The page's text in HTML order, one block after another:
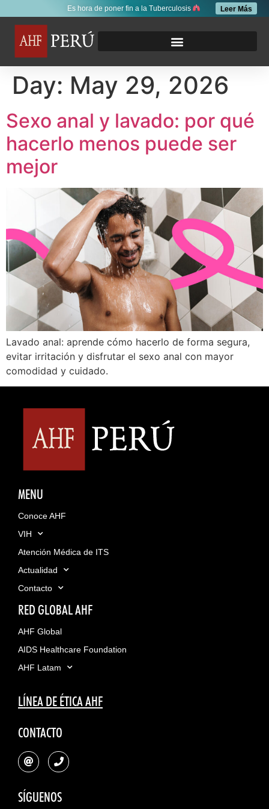
Es hora de poner fin a la Tuberculosis Leer Más
Day: May 29, 2026
Sexo anal y lavado: por qué
hacerlo menos puede ser
mejor
Lavado anal: aprende cómo hacerlo de forma segura,
evitar irritación y disfrutar el sexo anal con mayor
comodidad y cuidado.
MENU
Conoce AHF
VIH
Atención Médica de ITS
Actualidad
Contacto
RED GLOBAL AHF
AHF Global
AIDS Healthcare Foundation
AHF Latam
LÍNEA DE ÉTICA AHF
CONTACTO
SÍGUENOS